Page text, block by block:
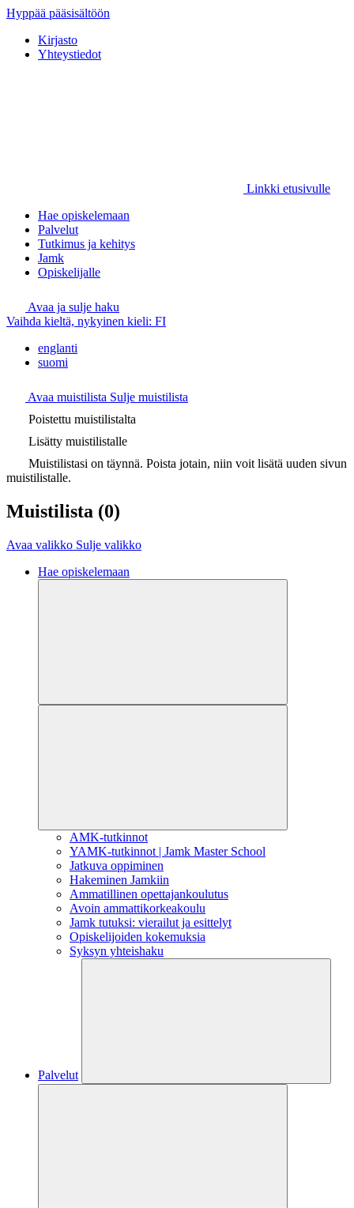
Hyppää pääsisältöön
Kirjasto
Yhteystiedot
Linkki etusivulle
Hae opiskelemaan
Palvelut
Tutkimus ja kehitys
Jamk
Opiskelijalle
Avaa ja sulje haku
Vaihda kieltä, nykyinen kieli: FI
englanti
suomi
Avaa muistilista Sulje muistilista
Poistettu muistilistalta
Lisätty muistilistalle
Muistilistasi on täynnä. Poista jotain, niin voit lisätä uuden sivun
muistilistalle.
Muistilista (0)
Avaa valikko Sulje valikko
Hae opiskelemaan
AMK-tutkinnot
YAMK-tutkinnot | Jamk Master School
Jatkuva oppiminen
Hakeminen Jamkiin
Ammatillinen opettajankoulutus
Avoin ammattikorkeakoulu
Jamk tutuksi: vierailut ja esittelyt
Opiskelijoiden kokemuksia
Syksyn yhteishaku
Palvelut